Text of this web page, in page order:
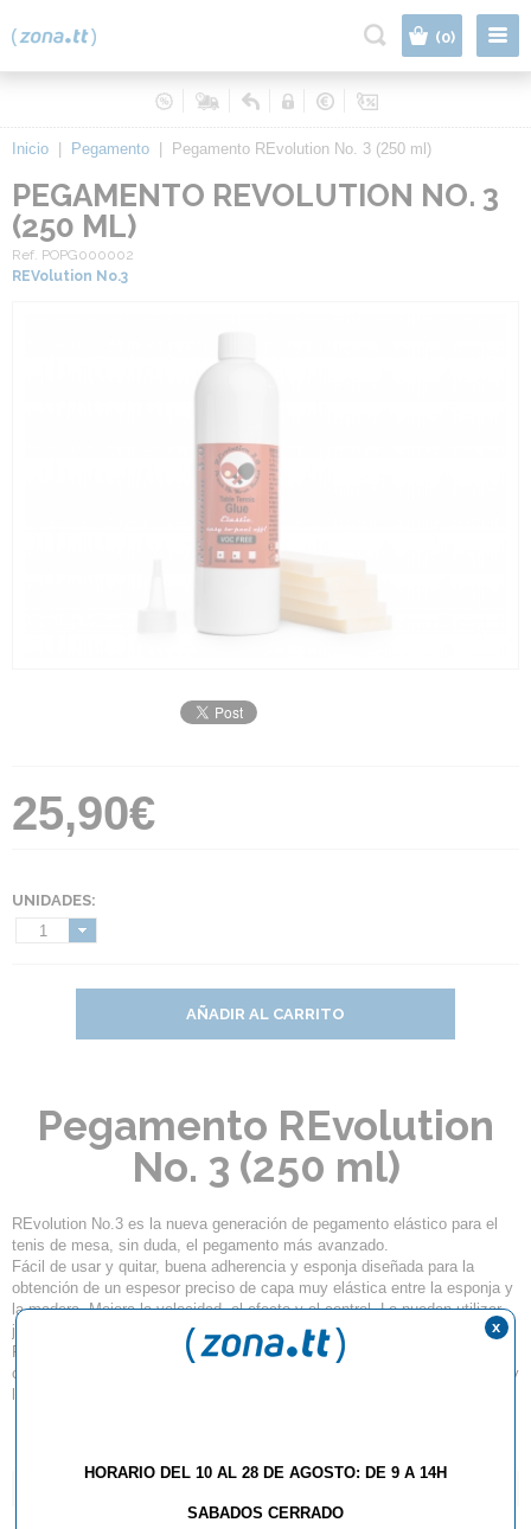
(0)
Inicio Pegamento Pegamento REvolution No. 3 (250 ml)
PEGAMENTO REVOLUTION NO. 3
(250 ML)
Ref. POPG000002
REVolution No.3
25,90€
UNIDADES:
1
AÑADIR AL CARRITO
Pegamento REvolution
No. 3 (250 ml)
REvolution No.3 es la nueva generación de pegamento elástico para el
tenis de mesa, sin duda, el pegamento más avanzado.
Fácil de usar y quitar, buena adherencia y esponja diseñada para la
obtención de un espesor preciso de capa muy elástica entre la esponja y
la madera. Mejora la velocidad, el efecto y el control. Lo pueden utilizar
jugadores profesionales y de cualquier nivel.
Recuerde: Revolución No. 3, es la tercera parte de su raqueta y los
conocimientos técnicos para usarlo en perfecta sinergia entre la madera y
HORARIO DEL 10 AL 28 DE AGOSTO: DE 9 A 14H
SABADOS CERRADO
x